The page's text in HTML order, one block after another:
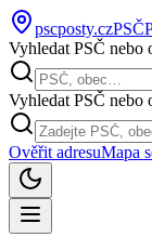
pscposty.czPSČ
Vyhledat PSČ nebo
Vyhledat PSČ nebo
Ověřit adresuMapa